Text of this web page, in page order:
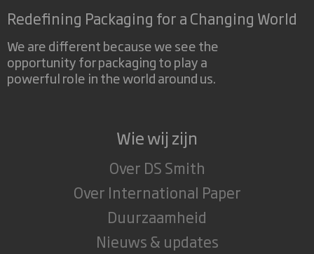
Redefining Packaging for a Changing World
We are different because we see the
opportunity for packaging to play a
powerful role in the world around us.
Wie wij zijn
Over DS Smith
Over International Paper
Duurzaamheid
Nieuws & updates